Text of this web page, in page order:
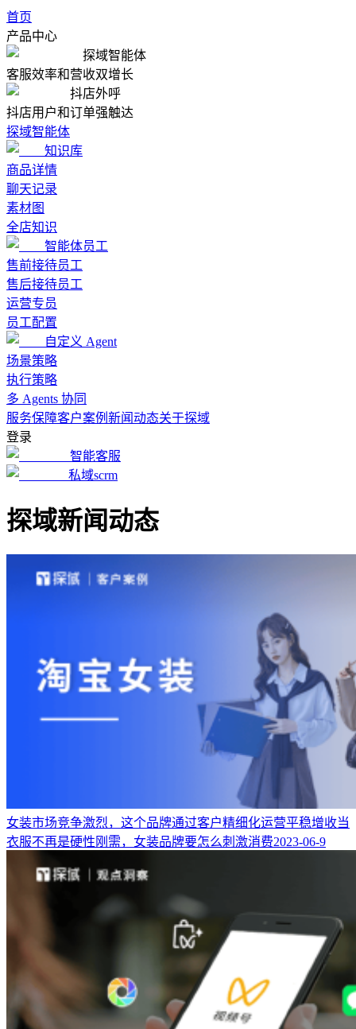
首页
产品中心
探域智能体
客服效率和营收双增长
抖店外呼
抖店用户和订单强触达
探域智能体
知识库
商品详情
聊天记录
素材图
全店知识
智能体员工
售前接待员工
售后接待员工
运营专员
员工配置
自定义 Agent
场景策略
执行策略
多 Agents 协同
服务保障客户案例 新闻动态关于探域
登录
智能客服
私域scrm
探域新闻动态
女装市场竞争激烈，这个品牌通过客户精细化运营平稳增收当
衣服不再是硬性刚需，女装品牌要怎么刺激消费2023-06-9